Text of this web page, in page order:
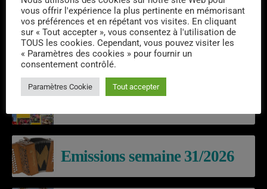
DERNIERS PODCASTS
Emissions semaine 31/2026
vous offrir l'expérience la plus pertinente en mémorisant
vos préférences et en répétant vos visites. En cliquant
sur « Tout accepter », vous consentez à l'utilisation de
TOUS les cookies. Cependant, vous pouvez visiter les
« Paramètres des cookies » pour fournir un
consentement contrôlé.
Paramètres Cookie Tout accepter